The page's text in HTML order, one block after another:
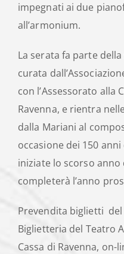
impegnati ai due
all’armonium.
La serata fa parte
curata
con l’Assessorato alla
Ravenna, e rientra
dalla Mariani al
occasione dei 150
iniziate lo scorso anno
completerà l’anno
Prevendita biglietti
Biglietteria del Teatro
Cassa di Ravenna, on-